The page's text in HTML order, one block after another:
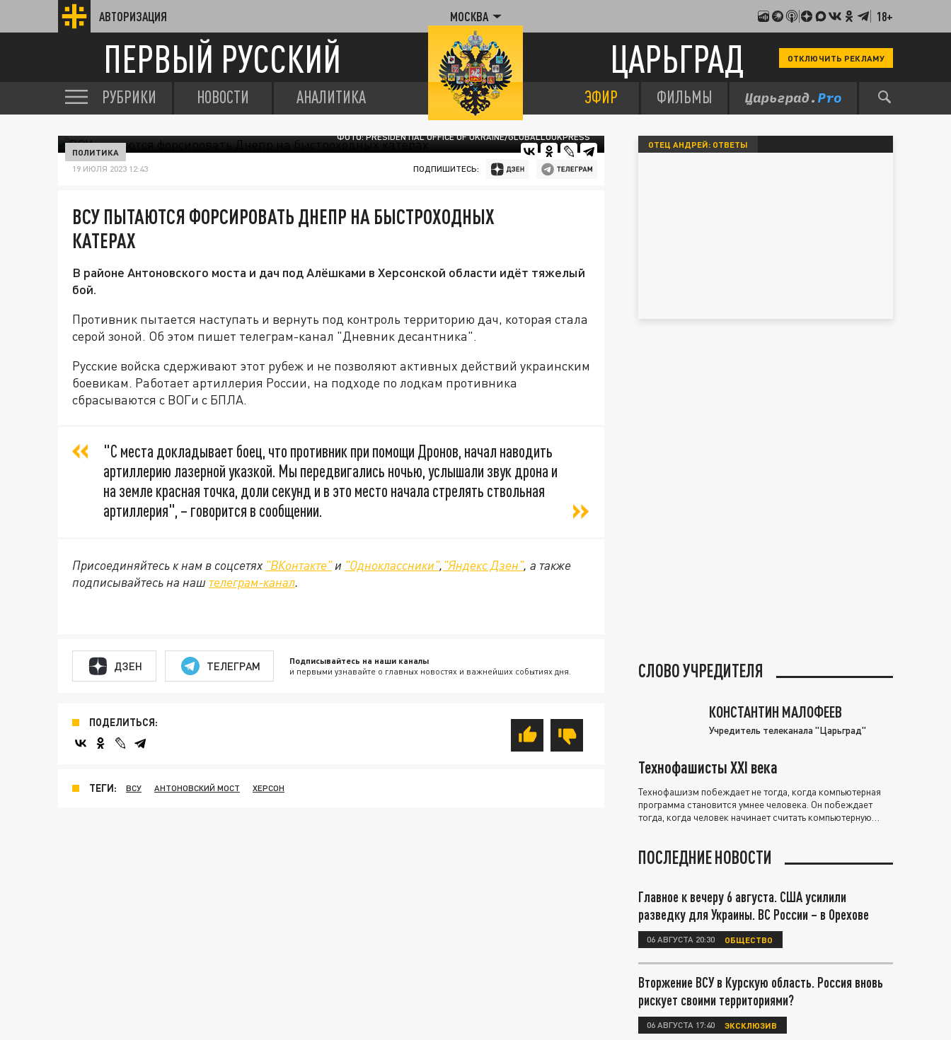
АВТОРИЗАЦИЯ МОСКВА 18+
ПЕРВЫЙ РУССКИЙ ЦАРЬГРАД ОТКЛЮЧИТЬ РЕКЛАМУ
РУБРИКИ НОВОСТИ АНАЛИТИКА ЭФИР ФИЛЬМЫ
ФОТО: PRESIDENTIAL OFFICE OF UKRAINE/GLOBALLOOKPRESS
ПОЛИТИКА
19 ИЮЛЯ 2023 12:43 ПОДПИШИТЕСЬ:
ВСУ ПЫТАЮТСЯ ФОРСИРОВАТЬ ДНЕПР НА БЫСТРОХОДНЫХ
КАТЕРАХ
В районе Антоновского моста и дач под Алёшками в Херсонской области идёт тяжелый
бой.
Противник пытается наступать и вернуть под контроль территорию дач, которая стала
серой зоной. Об этом пишет телеграм-канал "Дневник десантника".
Русские войска сдерживают этот рубеж и не позволяют активных действий украинским
боевикам. Работает артиллерия России, на подходе по лодкам противника
сбрасываются с ВОГи с БПЛА.
"С места докладывает боец, что противник при помощи Дронов, начал наводить
артиллерию лазерной указкой. Мы передвигались ночью, услышали звук дрона и
на земле красная точка, доли секунд и в это место начала стрелять ствольная
артиллерия", – говорится в сообщении.
Присоединяйтесь к нам в соцсетях "ВКонтакте"и "Одноклассники","Яндекс Дзен", а также
подписывайтесь на наш телеграм-канал.
ДЗЕН ТЕЛЕГРАМ Подписывайтесь на наши каналы
и первыми узнавайте о главных новостях и важнейших событиях дня.
ПОДЕЛИТЬСЯ:
ТЕГИ: ВСУ АНТОНОВСКИЙ МОСТ ХЕРСОН
ОТЕЦ АНДРЕЙ: ОТВЕТЫ
СЛОВО УЧРЕДИТЕЛЯ
КОНСТАНТИН МАЛОФЕЕВ
Учредитель телеканала "Царьград"
Технофашисты XXI века
Технофашизм побеждает не тогда, когда компьютерная
программа становится умнее человека. Он побеждает
тогда, когда человек начинает считать компьютерную
ПОСЛЕДНИЕ НОВОСТИ
Главное к вечеру 6 августа. США усилили
разведку для Украины. ВС России – в Орехове
06 АВГУСТА 20:30 ОБЩЕСТВО
Вторжение ВСУ в Курскую область. Россия вновь
рискует своими территориями?
06 АВГУСТА 17:40 ЭКСКЛЮЗИВ